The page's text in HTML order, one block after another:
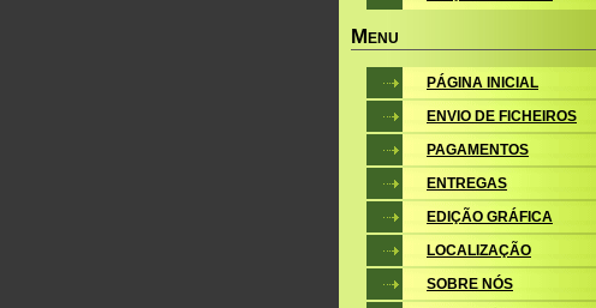
M ENU
PÁGINA INICIAL
ENVIO DE FICHEIROS
PAGAMENTOS
ENTREGAS
EDIÇÃO GRÁFICA
LOCALIZAÇÃO
SOBRE NÓS